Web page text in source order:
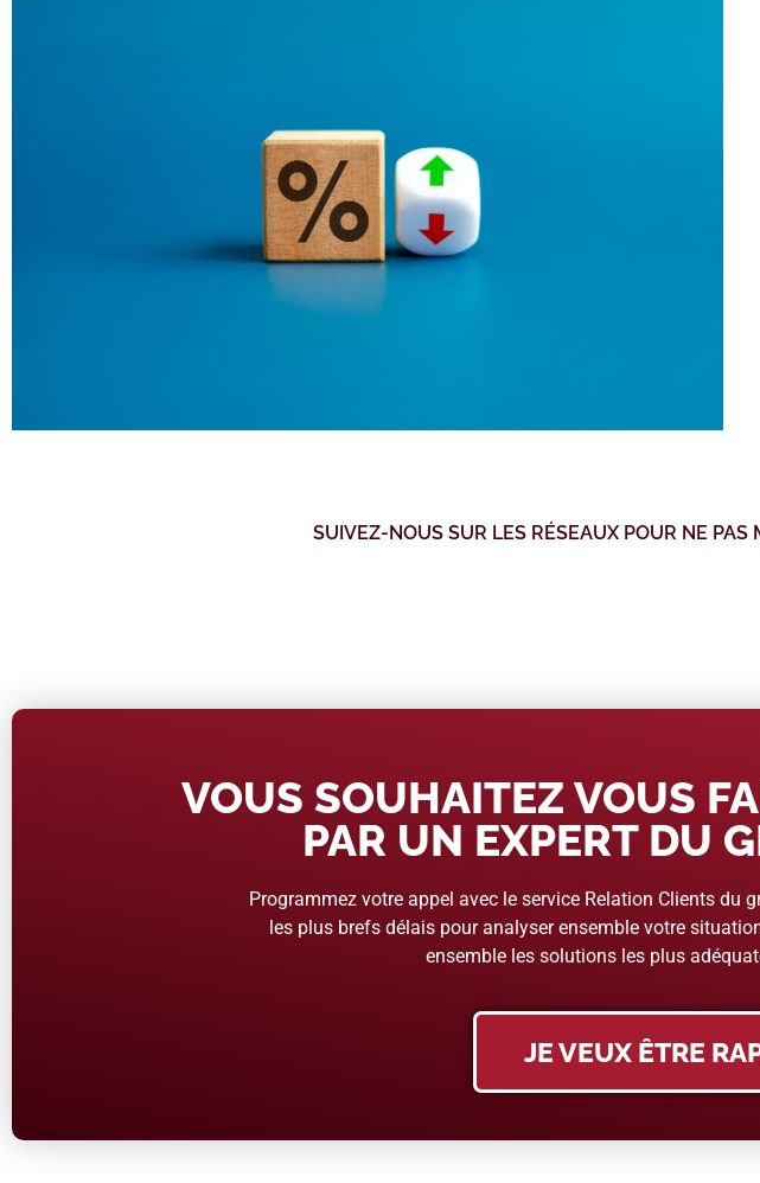
SUIVEZ-NOUS SUR LES RÉSEAUX POUR NE
VOUS SOUHAITEZ VOUS
PAR UN EXPERT DU
Programmez votre appel avec le service Relation Clients du
les plus brefs délais pour analyser ensemble votre
ensemble les solutions les plus
JE VEUX ÊTRE